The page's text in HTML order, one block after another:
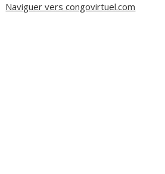
Naviguer vers congovirtuel.com